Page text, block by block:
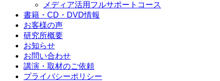
メディア活用フルサポートコース
書籍・CD・DVD情報
お客様の声
研究所概要
お知らせ
お問い合わせ
講演・取材のご依頼
プライバシーポリシー